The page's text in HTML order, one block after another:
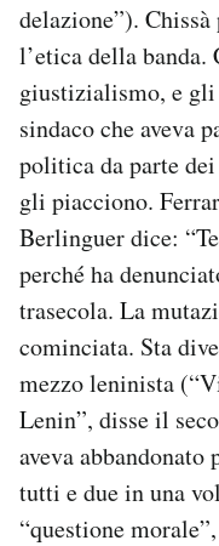
delazione”).
l’etica della banda.
giustizialismo, e gli
sindaco che aveva
politica da parte
gli piacciono.
Berlinguer dice:
perché ha
trasecola. La
cominciata. Sta
mezzo leninista
Lenin”, disse il
aveva
tutti e due in una
“questione